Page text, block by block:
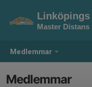
Medlemmar
Master Distans
Medlemmar